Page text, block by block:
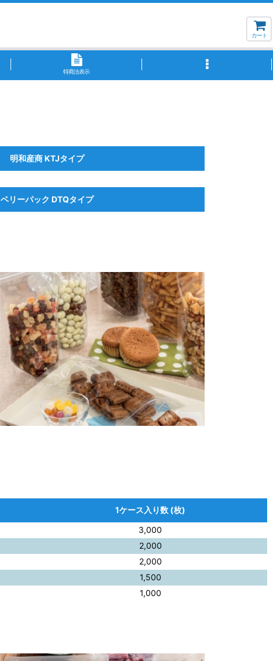
カート
特商法表示
明和産商 KTJタイプ
ベリーパック DTQタイプ
1ケース入り数 (枚)
3,000
2,000
2,000
1,500
1,000